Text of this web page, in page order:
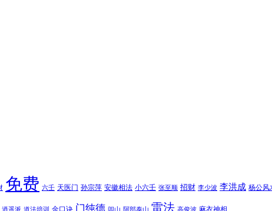
免费 六壬 天医门 孙宗萍 安徽相法 小六壬 张至顺 招财 李少波 李洪成 杨公风
逍遥派 道法培训 金口诀 门纯德 闾山 阿部泰山 雷法 高俊波 麻衣神相